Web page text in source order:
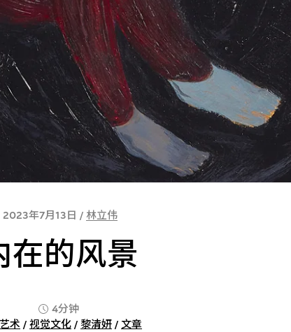
2023年7月13日 / 林立伟
在的风景
4分钟
术 / 视觉文化/ 黎清妍/ 文章